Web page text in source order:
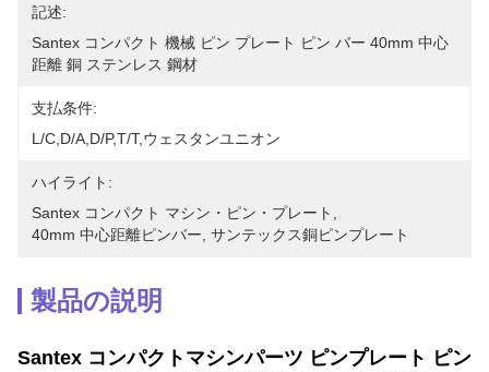
記述:
Santex コンパクト 機械 ピン プレート ピン バー 40mm 中心
距離 銅 ステンレス 鋼材
支払条件:
L/C,D/A,D/P,T/T,ウェスタンユニオン
ハイライト:
Santex コンパクト マシン・ピン・プレート
40mm 中心距離ピンバー サンテックス銅ピンプレート
製品の説明
Santex コンパクトマシンパーツ ピンプレート ピン